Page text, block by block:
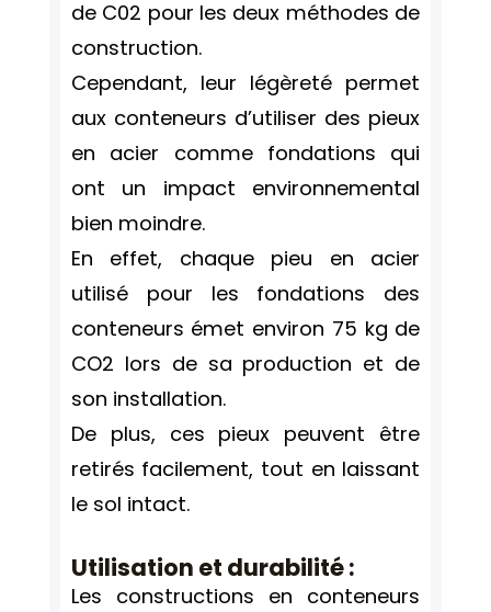
de C02 pour les deux méthodes de
construction.
Cependant, leur légèreté permet
aux conteneurs d’utiliser des pieux
en acier comme fondations qui
ont un impact environnemental
bien moindre.
En effet, chaque pieu en acier
utilisé pour les fondations des
conteneurs émet environ 75 kg de
CO2 lors de sa production et de
son installation.
De plus, ces pieux peuvent être
retirés facilement, tout en laissant
le sol intact.
Utilisation et durabilité:
Les constructions en conteneurs